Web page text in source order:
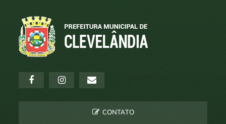
CONTATO